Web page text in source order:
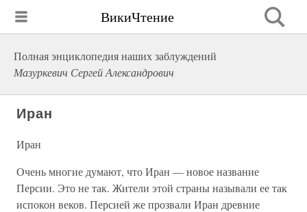
ВикиЧтение
Полная энциклопедия наших заблуждений
Мазуркевич Сергей Александрович
Иран
Иран
Очень многие думают, что Иран — новое название
Персии. Это не так. Жители этой страны называли ее так
испокон веков. Персией же прозвали Иран древние